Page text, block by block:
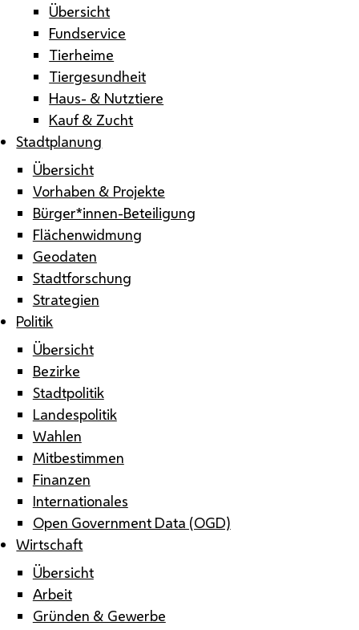
Übersicht
Fundservice
Tierheime
Tiergesundheit
Haus- & Nutztiere
Kauf & Zucht
Stadtplanung
Übersicht
Vorhaben & Projekte
Bürger*innen-Beteiligung
Flächenwidmung
Geodaten
Stadtforschung
Strategien
Politik
Übersicht
Bezirke
Stadtpolitik
Landespolitik
Wahlen
Mitbestimmen
Finanzen
Internationales
Open Government Data (OGD)
Wirtschaft
Übersicht
Arbeit
Gründen & Gewerbe